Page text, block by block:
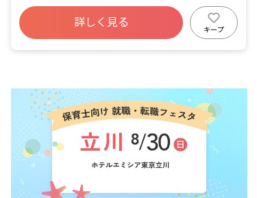
福利厚生充実
残業少なめ
乳児保育のみ
アットホーム
ブランクOK
詳しく見る
キープ